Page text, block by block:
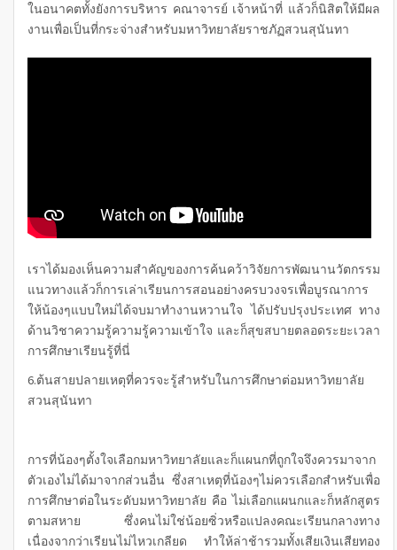
ในอนาคตทั้งยังการบริหาร คณาจารย์ เจ้าหน้าที่ แล้วก็นิสิตให้มีผล
งานเพื่อเป็นที่กระจ่างสำหรับมหาวิทยาลัยราชภัฏสวนสุนันทา
เราได้มองเห็นความสำคัญของการค้นคว้าวิจัยการพัฒนานวัตกรรม
แนวทางแล้วก็การเล่าเรียนการสอนอย่างครบวงจรเพื่อบูรณาการ
ให้น้องๆแบบใหม่ได้จบมาทำงานหวานใจ ได้ปรับปรุงประเทศ ทาง
ด้านวิชาความรู้ความรู้ความเข้าใจ และก็สุขสบายตลอดระยะเวลา
การศึกษาเรียนรู้ที่นี่
6.ต้นสายปลายเหตุที่ควรจะรู้สำหรับในการศึกษาต่อมหาวิทยาลัย
สวนสุนันทา
การที่น้องๆตั้งใจเลือกมหาวิทยาลัยและก็แผนกที่ถูกใจจึงควรมาจาก
ตัวเองไม่ได้มาจากส่วนอื่น ซึ่งสาเหตุที่น้องๆไม่ควรเลือกสำหรับเพื่อ
การศึกษาต่อในระดับมหาวิทยาลัย คือ ไม่เลือกแผนกและก็หลักสูตร
ตามสหาย ซึ่งคนไม่ใช่น้อยซิ่วหรือแปลงคณะเรียนกลางทาง
เนื่องจากว่าเรียนไม่ไหวเกลียด ทำให้ล่าช้ารวมทั้งเสียเงินเสียทอง